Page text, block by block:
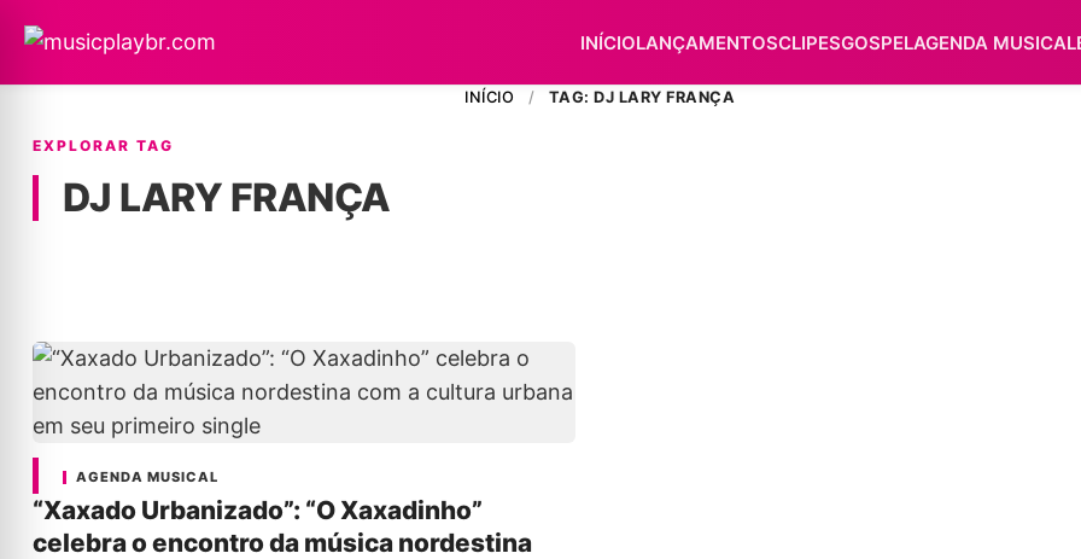
INÍCIOLANÇAMENTOSCLIPESGOSPELAGENDA MUSICAL
INÍCIO / TAG: DJ LARY FRANÇA
EXPLORAR TAG
DJ LARY FRANÇA
AGENDA MUSICAL
“Xaxado Urbanizado”: “O Xaxadinho”
celebra o encontro da música nordestina